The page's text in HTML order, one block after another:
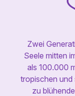
Zwei
Seele mitten
als 100.000
tropischen und
zu